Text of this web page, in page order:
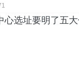
心选址要明了五